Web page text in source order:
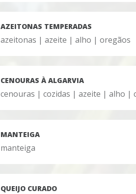
AZEITONAS TEMPERADAS
azeitonas | azeite | alho | oregãos
CENOURAS À ALGARVIA
cenouras | cozidas | azeite | alho |
MANTEIGA
manteiga
QUEIJO CURADO